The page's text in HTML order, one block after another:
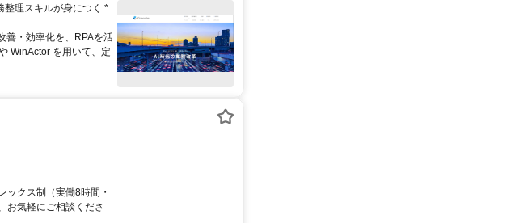
整理スキルが身につく *
善・効率化を、RPAを活
WinActor を用いて、定
ックス制（実働8時間・
お気軽にご相談くださ